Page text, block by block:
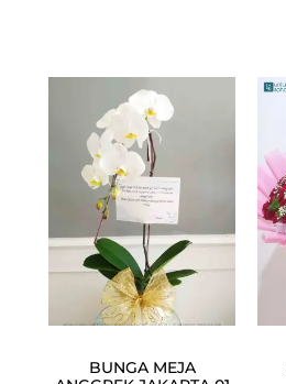
BUNGA MEJA